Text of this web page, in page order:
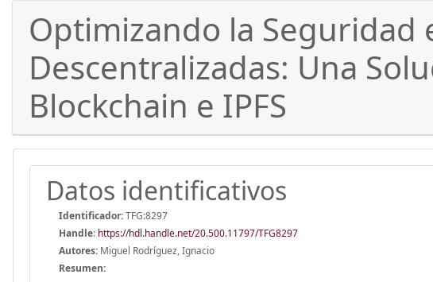
Optimizando la
Descentralizadas: Una
Blockchain e IPFS
Datos identificativos
Identificador:TFG:8297
Handle: https://hdl.handle.net/20.500.11797/TFG8297
Autores: Miguel Rodríguez, Ignacio
Resumen: